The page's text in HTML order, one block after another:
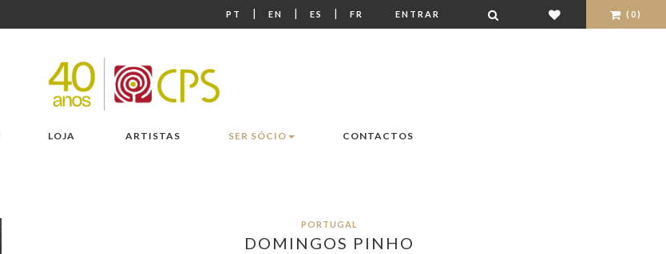
PT | EN | ES | FR ENTRAR (0)
LOJA ARTISTAS SER SÓCIO CONTACTOS
PORTUGAL
DOMINGOS PINHO